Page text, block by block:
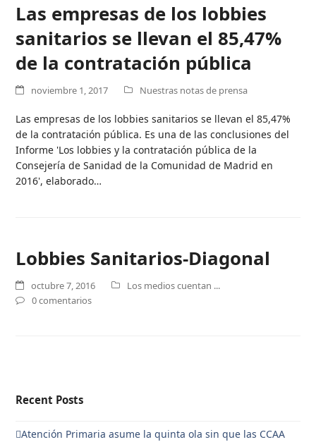
Las empresas de los lobbies
sanitarios se llevan el 85,47%
de la contratación pública
noviembre 1, 2017 Nuestras notas de prensa
Las empresas de los lobbies sanitarios se llevan el 85,47%
de la contratación pública. Es una de las conclusiones del
Informe 'Los lobbies y la contratación pública de la
Consejería de Sanidad de la Comunidad de Madrid en
2016', elaborado…
Lobbies Sanitarios-Diagonal
octubre 7, 2016
Los medios cuentan ...
0 comentarios
Recent Posts
Atención Primaria asume la quinta ola sin que las CCAA